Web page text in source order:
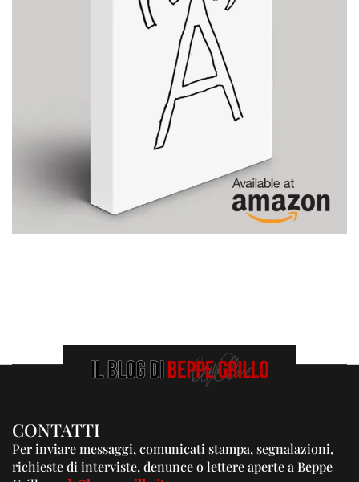
CONTATTI
Per inviare messaggi, comunicati stampa, segnalazioni,
richieste di interviste, denunce o lettere aperte a Beppe